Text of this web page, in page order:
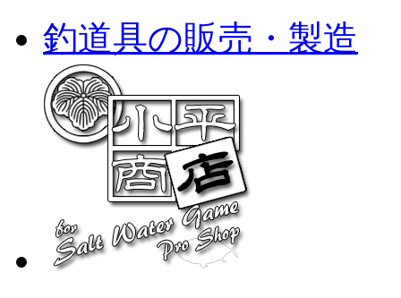
釣道具の販売・製造